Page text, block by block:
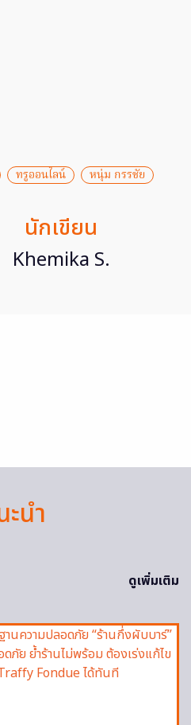
ทรูออนไลน์ หนุ่ม กรรชัย
นักเขียน
Khemika S.
ะนำ
ดูเพิ่มเติม